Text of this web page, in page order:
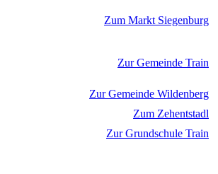
Zum Markt Siegenburg
Zur Gemeinde Train
Zur Gemeinde Wildenberg
Zum Zehentstadl
Zur Grundschule Train